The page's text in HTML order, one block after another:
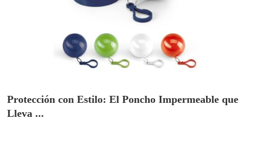
Protección con Estilo: El Poncho Impermeable que
Lleva ...